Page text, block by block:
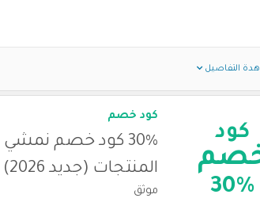
التفاصيل
كود
30%
كود خصم
30% كود خصم
المنتجات (جديد 2026)
موثق